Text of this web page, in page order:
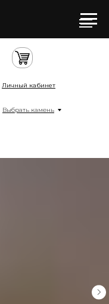
Выбрать камень
Личный кабинет